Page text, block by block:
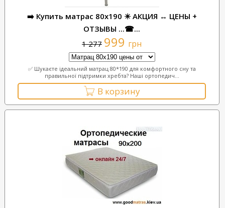
➡️ Купить матрас 80x190 ✴️ АКЦИЯ ↔ ЦЕНЫ +
ОТЗЫВЫ ...☎...
1 277 999 грн
✅ Шукаєте ідеальний матрац 80*190 для комфортного сну та
правильної підтримки хребта? Наші ортопедич...
В корзину